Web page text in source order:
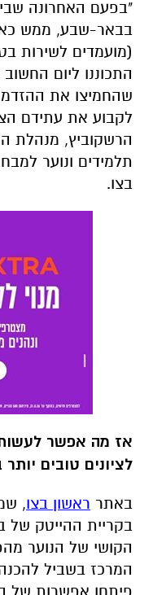
"בפעם האחרונה
בבאר-שבע, ממש
(מועמדים לשירות
התכוננו ליום
שהחמיצו את
לקבוע את עתידם
הרשקוביץ, מנהלת
תלמידים ונוער
בצו.
אז מה אפשר
לציונים טובים יותר
באתר ראשון בצו,
בקריית ההייטק של
הקושי של הנוער
המרכז בשביל להכנה
פיתחו אפשרות של